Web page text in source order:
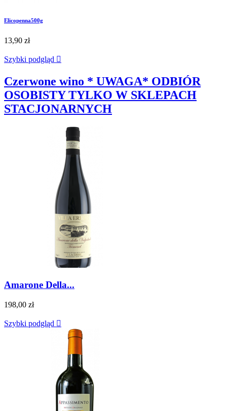
Elicopenna500g
13,90 zł
Szybki podgląd 
Czerwone wino * UWAGA* ODBIÓR
OSOBISTY TYLKO W SKLEPACH
STACJONARNYCH
Amarone Della...
198,00 zł
Szybki podgląd 